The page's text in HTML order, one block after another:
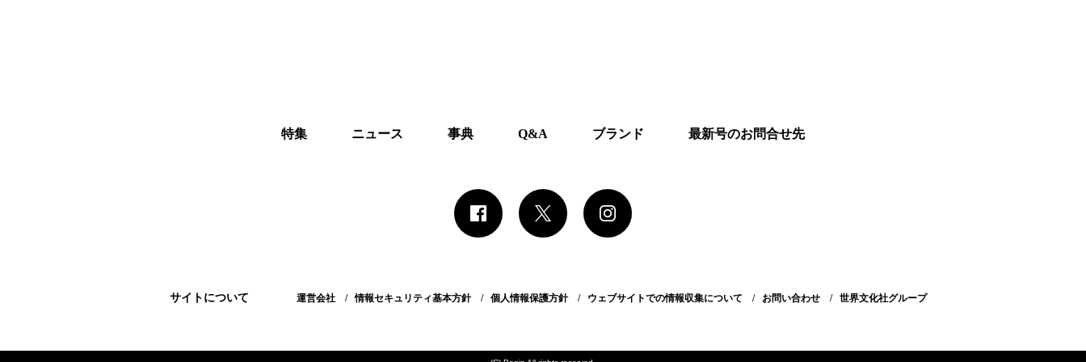
特集 ニュース 事典 Q&A ブランド 最新号のお問合せ先
サイトについて 運営会社 情報セキュリティ基本方針 個人情報保護方針 ウェブサイトでの情報収集について お問い合わせ 世界文化社グループ